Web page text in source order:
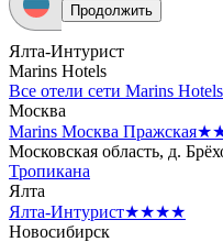
Продолжить
Ялта-Интурист
Marins Hotels
Все отели сети Marins Hotels
Москва
Marins Москва Пражская
Московская область, д.
Тропикана
Ялта
Ялта-Интурист★★★★
Новосибирск